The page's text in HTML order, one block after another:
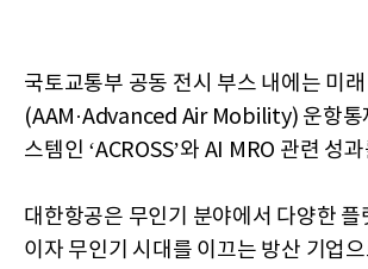
국토교통부 공동 전시 부스 내에는 미
(AAM·Advanced Air Mobility) 운항통
스템인 ‘ACROSS’와 AI MRO 관련 성
대한항공은 무인기 분야에서 다양한 플
이자 무인기 시대를 이끄는 방산 기업